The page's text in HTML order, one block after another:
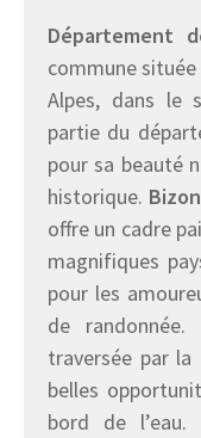
Département
commune
Alpes, dans le
partie du
pour sa beauté
historique.
offre un cadre
magnifiques
pour les
de
traversée par
belles
bord de l’eau.